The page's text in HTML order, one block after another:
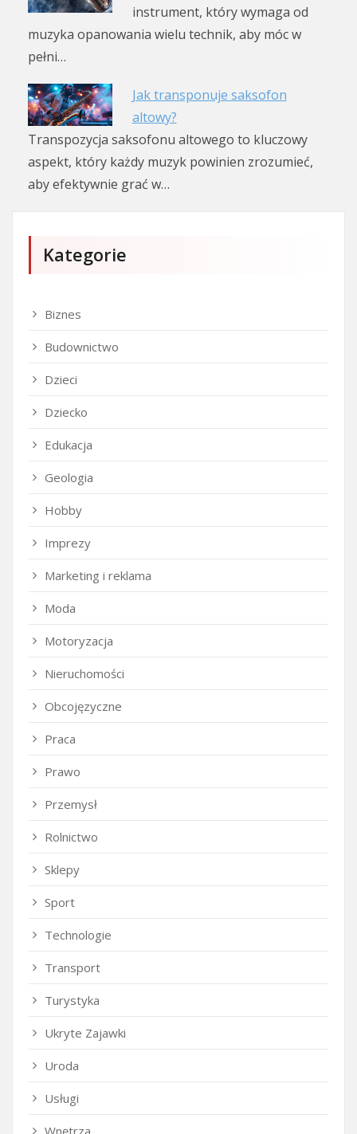
instrument, który wymaga od
muzyka opanowania wielu technik, aby móc w
pełni…
Jak transponuje saksofon
altowy?
Transpozycja saksofonu altowego to kluczowy
aspekt, który każdy muzyk powinien zrozumieć,
aby efektywnie grać w…
Kategorie
Biznes
Budownictwo
Dzieci
Dziecko
Edukacja
Geologia
Hobby
Imprezy
Marketing i reklama
Moda
Motoryzacja
Nieruchomości
Obcojęzyczne
Praca
Prawo
Przemysł
Rolnictwo
Sklepy
Sport
Technologie
Transport
Turystyka
Ukryte Zajawki
Uroda
Usługi